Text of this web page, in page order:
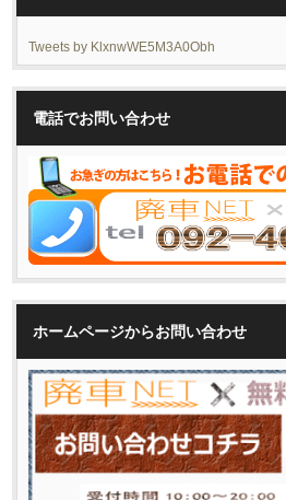
Tweets by KlxnwWE5M3A0Obh
電話でお問い合わせ
ホームページからお問い合わせ